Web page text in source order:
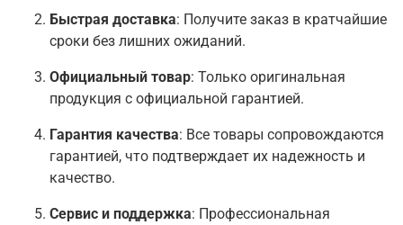
Быстрая доставка: Получите заказ в кратчайшие
сроки без лишних ожиданий.
Официальный товар: Только оригинальная
продукция с официальной гарантией.
Гарантия качества: Все товары сопровождаются
гарантией, что подтверждает их надежность и
качество.
Сервис и поддержка: Профессиональная